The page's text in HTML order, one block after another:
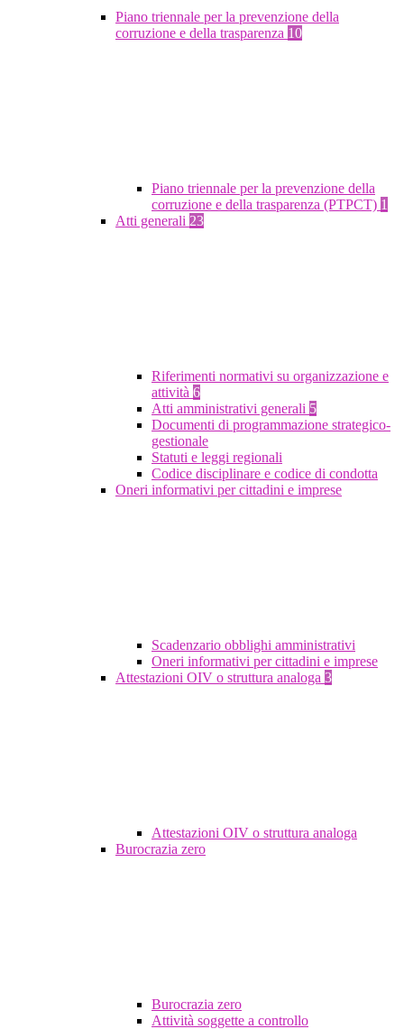
Piano triennale per la prevenzione della
corruzione e della trasparenza 10
Piano triennale per la prevenzione della
corruzione e della trasparenza (PTPCT) 1
Atti generali 23
Riferimenti normativi su organizzazione e
attività 6
Atti amministrativi generali 5
Documenti di programmazione strategico-
gestionale
Statuti e leggi regionali
Codice disciplinare e codice di condotta
Oneri informativi per cittadini e imprese
Scadenzario obblighi amministrativi
Oneri informativi per cittadini e imprese
Attestazioni OIV o struttura analoga 3
Attestazioni OIV o struttura analoga
Burocrazia zero
Burocrazia zero
Attività soggette a controllo